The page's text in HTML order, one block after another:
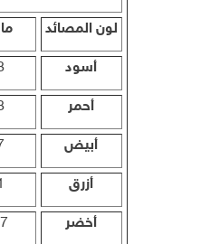
لون المصائد
أسود
أحمر
أبيض
أزرق
أخضر